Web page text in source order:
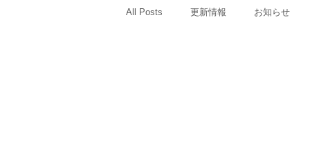
All Posts 更新情報 お知らせ